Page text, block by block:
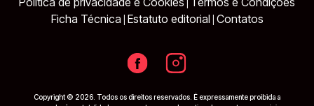
Ficha Técnica Estatuto editorial Contatos
Copyright © 2026. Todos os direitos reservados. É expressamente proibida a